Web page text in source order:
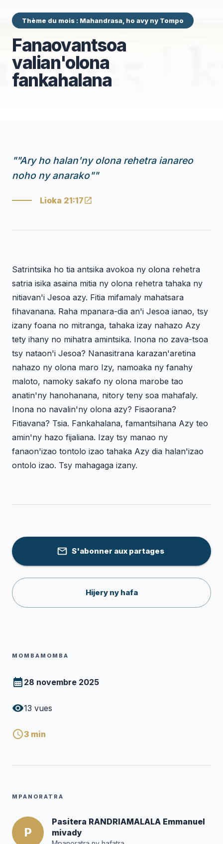
Thème du mois : Mahandrasa, ho avy ny Tompo
Fanaovantsoa
valian'olona
fankahalana
""Ary ho halan'ny olona rehetra ianareo
noho ny anarako""
Lioka 21:17
Satrintsika ho tia antsika avokoa ny olona rehetra
satria isika asaina mitia ny olona rehetra tahaka ny
nitiavan'i Jesoa azy. Fitia mifamaly mahatsara
fihavanana. Raha mpanara-dia an'i Jesoa ianao, tsy
izany foana no mitranga, tahaka izay nahazo Azy
tety ihany no mihatra amintsika. Inona no zava-tsoa
tsy nataon'i Jesoa? Nanasitrana karazan'aretina
nahazo ny olona maro Izy, namoaka ny fanahy
maloto, namoky sakafo ny olona marobe tao
anatin'ny hanohanana, nitory teny soa mahafaly.
Inona no navalin'ny olona azy? Fisaorana?
Fitiavana? Tsia. Fankahalana, famantsihana Azy teo
amin'ny hazo fijaliana. Izay tsy manao ny
fanaon'izao tontolo izao tahaka Azy dia halan'izao
ontolo izao. Tsy mahagaga izany.
S'abonner aux partages
Hijery ny hafa
MOMBAMOMBA
28 novembre 2025
13 vues
3 min
MPANORATRA
P
Pasitera RANDRIAMALALA Emmanuel
mivady